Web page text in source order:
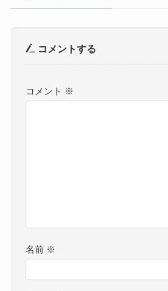
コメントする
コメント ※
名前 ※